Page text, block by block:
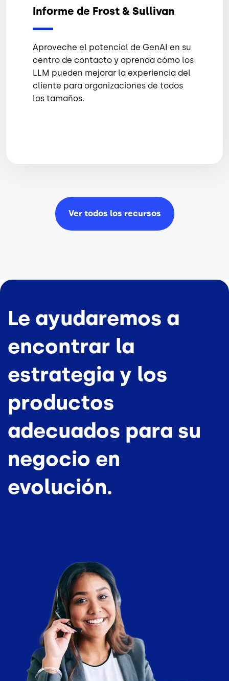
Informe de Frost & Sullivan
Aproveche el potencial de GenAI en su
centro de contacto y aprenda cómo los
LLM pueden mejorar la experiencia del
cliente para organizaciones de todos
los tamaños.
Ver todos los recursos
Le ayudaremos a
encontrar la
estrategia y los
productos
adecuados para su
negocio en
evolución.